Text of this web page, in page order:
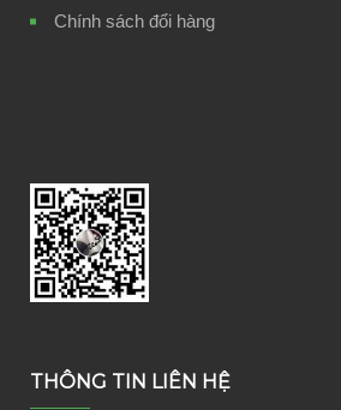
Chính sách đổi hàng
THÔNG TIN LIÊN HỆ